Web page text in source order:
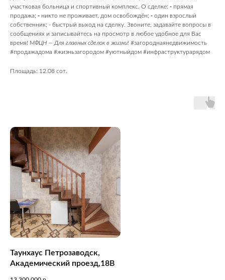
участковая больница и спортивный комплекс. О сделке: ⁃ прямая
продажа; ⁃ никто не проживает, дом освобождён; ⁃ один взрослый
собственник; - быстрый выход на сделку. Звоните, задавайте вопросы в
сообщениях и записывайтесь на просмотр в любое удобное для Вас
время! МФЦН — Для главных сделок в жизни! #загороднаянедвижимость
#продажадома #жизньзагородом #уютныйдом #инфраструктурарядом
Площадь: 12.08 сот.
Таунхаус Петрозаводск,
Академический проезд,18В